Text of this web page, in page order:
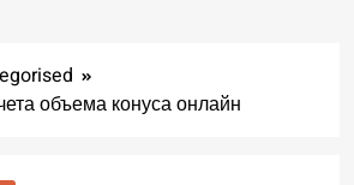
объема конуса онлайн